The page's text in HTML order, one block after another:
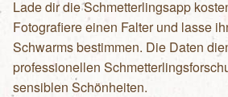
Lade dir die Schmetterlingsapp
Fotografiere einen Falter und lasse
Schwarms bestimmen. Die Daten
professionellen
sensiblen Schönheiten.